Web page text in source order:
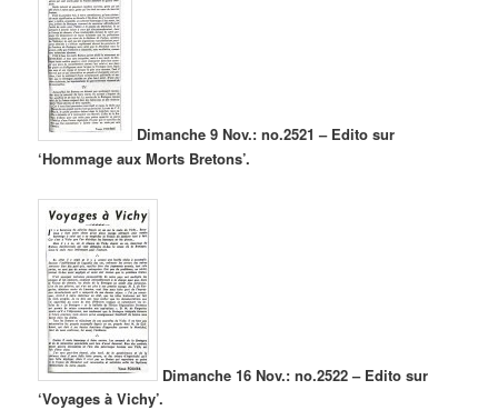
Dimanche 9 Nov.: no.2521 – Edito sur
‘Hommage aux Morts Bretons’.
Dimanche 16 Nov.: no.2522 – Edito sur
‘Voyages à Vichy’.